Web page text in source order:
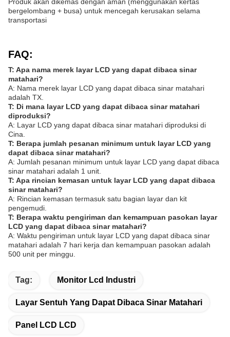
Produk akan dikemas dengan aman (menggunakan kertas
bergelombang + busa) untuk mencegah kerusakan selama
transportasi
FAQ:
T: Apa nama merek layar LCD yang dapat dibaca sinar
matahari?
A: Nama merek layar LCD yang dapat dibaca sinar matahari
adalah TX.
T: Di mana layar LCD yang dapat dibaca sinar matahari
diproduksi?
A: Layar LCD yang dapat dibaca sinar matahari diproduksi di
Cina.
T: Berapa jumlah pesanan minimum untuk layar LCD yang
dapat dibaca sinar matahari?
A: Jumlah pesanan minimum untuk layar LCD yang dapat dibaca
sinar matahari adalah 1 unit.
T: Apa rincian kemasan untuk layar LCD yang dapat dibaca
sinar matahari?
A: Rincian kemasan termasuk satu bagian layar dan kit
pengemudi.
T: Berapa waktu pengiriman dan kemampuan pasokan layar
LCD yang dapat dibaca sinar matahari?
A: Waktu pengiriman untuk layar LCD yang dapat dibaca sinar
matahari adalah 7 hari kerja dan kemampuan pasokan adalah
500 unit per minggu.
Tag: Monitor Lcd Industri
Layar Sentuh Yang Dapat Dibaca Sinar Matahari
Panel LCD LCD